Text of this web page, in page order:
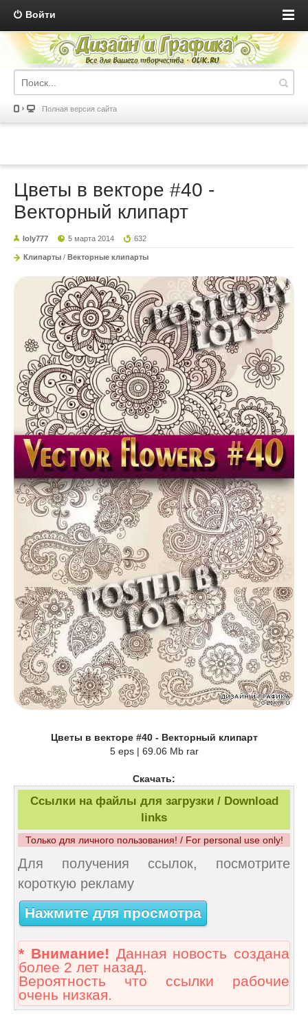
Войти
Полная версия сайта
Цветы в векторе #40 -
Векторный клипарт
loly777 5 марта 2014 632
Клипарты / Векторные клипарты
Цветы в векторе #40 - Векторный клипарт
5 eps | 69.06 Mb rar
Скачать:
Ссылки на файлы для загрузки / Download
links
Только для личного пользования! / For personal use only!
Для получения ссылок, посмотрите
короткую рекламу
Нажмите для просмотра
* Внимание! Данная новость создана
более 2 лет назад.
Вероятность что ссылки рабочие
очень низкая.